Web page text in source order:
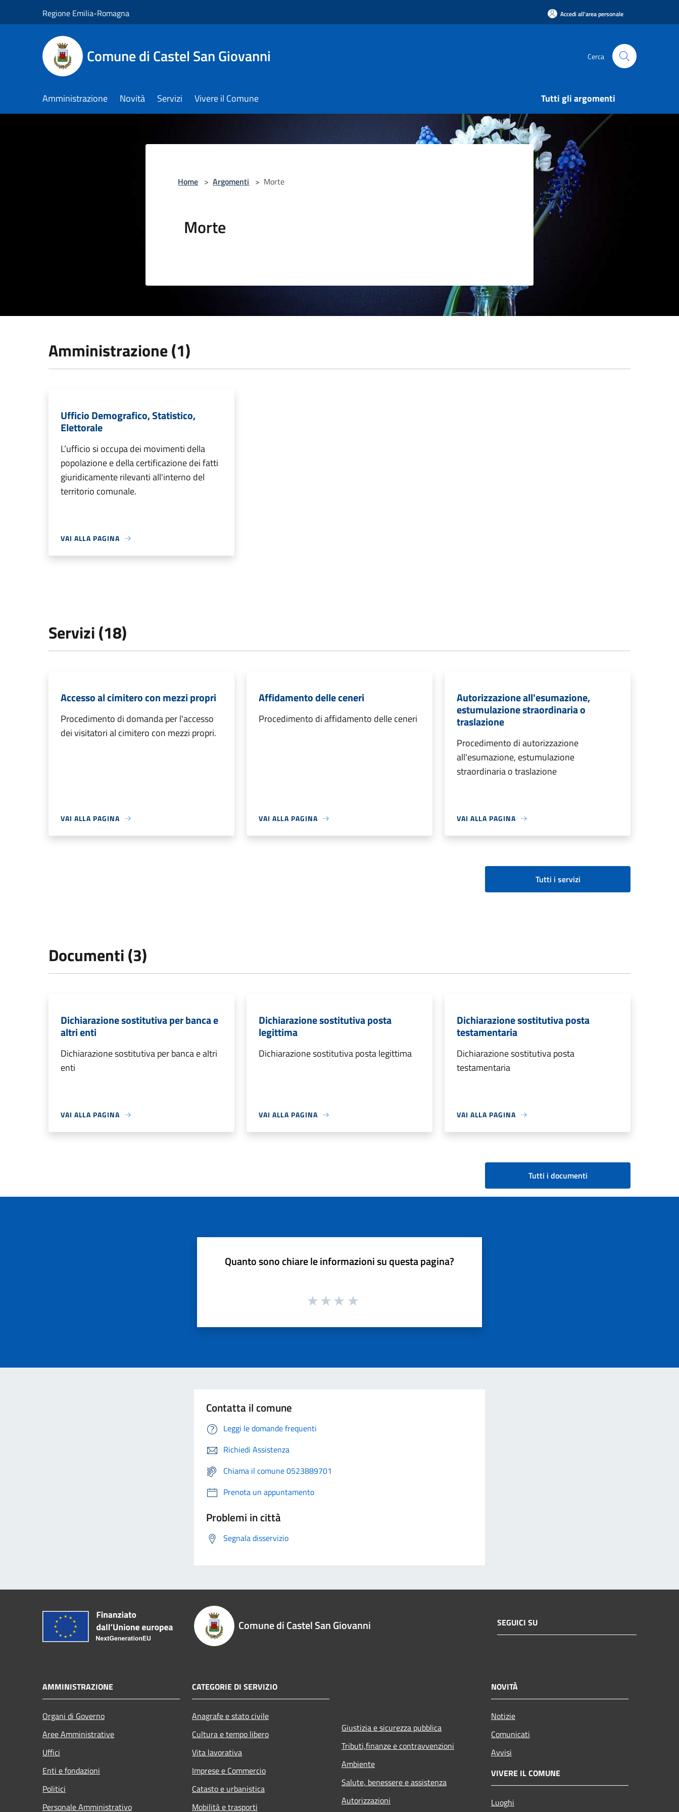
Regione Emilia-Romagna Accedi all'area personale
Comune di Castel San Giovanni Cerca
Amministrazione Novità Servizi Vivere il Comune Tutti gli argomenti
Home > Argomenti > Morte
Morte
Amministrazione (1)
Ufficio Demografico, Statistico,
Elettorale
L’ufficio si occupa dei movimenti della
popolazione e della certificazione dei fatti
giuridicamente rilevanti all'interno del
territorio comunale.
VAI ALLA PAGINA
Servizi (18)
Accesso al cimitero con mezzi propri
Procedimento di domanda per l'accesso
dei visitatori al cimitero con mezzi propri.
VAI ALLA PAGINA
Affidamento delle ceneri
Procedimento di affidamento delle ceneri
VAI ALLA PAGINA
Autorizzazione all'esumazione,
estumulazione straordinaria o
traslazione
Procedimento di autorizzazione
all'esumazione, estumulazione
straordinaria o traslazione
VAI ALLA PAGINA
Tutti i servizi
Documenti (3)
Dichiarazione sostitutiva per banca e
altri enti
Dichiarazione sostitutiva per banca e altri
enti
VAI ALLA PAGINA
Dichiarazione sostitutiva posta
legittima
Dichiarazione sostitutiva posta legittima
VAI ALLA PAGINA
Dichiarazione sostitutiva posta
testamentaria
Dichiarazione sostitutiva posta
testamentaria
VAI ALLA PAGINA
Tutti i documenti
Quanto sono chiare le informazioni su questa pagina?
Contatta il comune
Leggi le domande frequenti
Richiedi Assistenza
Chiama il comune 0523889701
Prenota un appuntamento
Problemi in città
Segnala disservizio
Comune di Castel San Giovanni SEGUICI SU
AMMINISTRAZIONE
Organi di Governo
Aree Amministrative
Uffici
Enti e fondazioni
Politici
Personale Amministrativo
CATEGORIE DI SERVIZIO
Anagrafe e stato civile
Cultura e tempo libero
Vita lavorativa
Imprese e Commercio
Catasto e urbanistica
Mobilità e trasporti
Giustizia e sicurezza pubblica
Tributi,finanze e contravvenzioni
Ambiente
Salute, benessere e assistenza
Autorizzazioni
NOVITÀ
Notizie
Comunicati
Avvisi
VIVERE IL COMUNE
Luoghi